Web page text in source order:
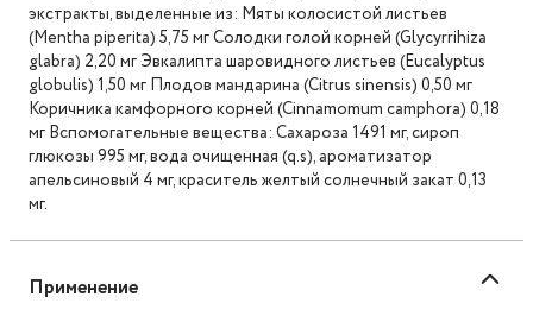
экстракты, выделенные из: Мяты колосистой листьев
(Mentha piperita) 5,75 мг Солодки голой корней (Glycyrrihiza
glabra) 2,20 мг Эвкалипта шаровидного листьев (Eucalyptus
globulis) 1,50 мг Плодов мандарина (Citrus sinensis) 0,50 мг
Коричника камфорного корней (Cinnamomum camphora) 0,18
мг Вспомогательные вещества: Сахароза 1491 мг, сироп
глюкозы 995 мг, вода очищенная (q.s), ароматизатор
апельсиновый 4 мг, краситель желтый солнечный закат 0,13
мг.
Применение